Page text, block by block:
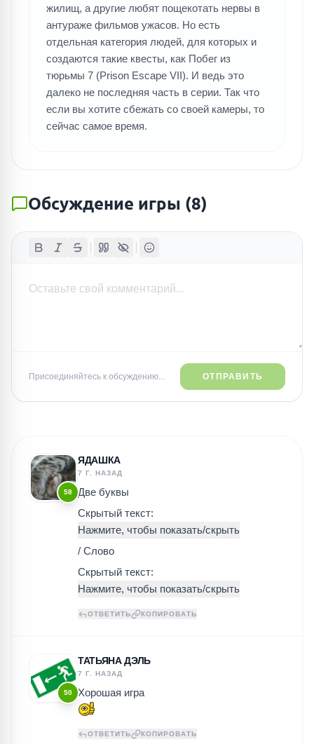
ПОИСК ИГР
жилищ, а другие любят пощекотать нервы в
антураже фильмов ужасов. Но есть
отдельная категория людей, для которых и
создаются такие квесты, как Побег из
тюрьмы 7 (Prison Escape VII). И ведь это
далеко не последняя часть в серии. Так что
если вы хотите сбежать со своей камеры, то
сейчас самое время.
Обсуждение игры (8)
Присоединяйтесь к обсуждению... ОТПРАВИТЬ
58
ЯДАШКА
7 Г. НАЗАД
Две буквы
Скрытый текст:
/ Слово
Скрытый текст:
ОТВЕТИТЬ КОПИРОВАТЬ
50
ТАТЬЯНА ДЭЛЬ
7 Г. НАЗАД
Хорошая игра
ОТВЕТИТЬ КОПИРОВАТЬ